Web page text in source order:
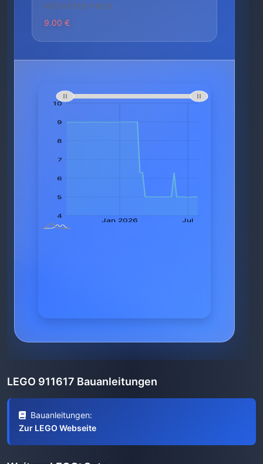
HÖCHSTER PREIS
9.00 €
LEGO 911617 Bauanleitungen
Bauanleitungen:
Zur LEGO Webseite